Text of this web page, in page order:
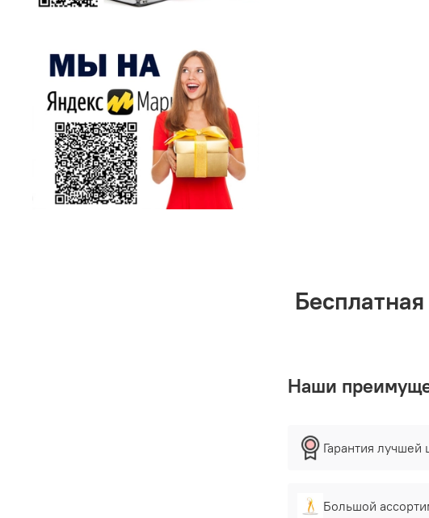
Наши
Гарантия лучшей
Большой